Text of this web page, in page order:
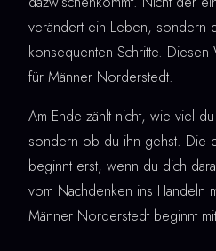
verändert ein Leben, sondern
konsequenten Schritte.
für Männer Norderstedt.
Am Ende zählt nicht, wie viel
sondern ob du ihn gehst. Die
beginnt erst, wenn du dich
vom Nachdenken ins Handeln
Männer Norderstedt beginnt